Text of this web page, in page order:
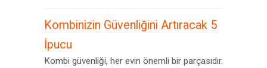
Kombinizin Güvenliğini Artıracak 5
İpucu
Kombi güvenliği, her evin önemli bir parçasıdır.